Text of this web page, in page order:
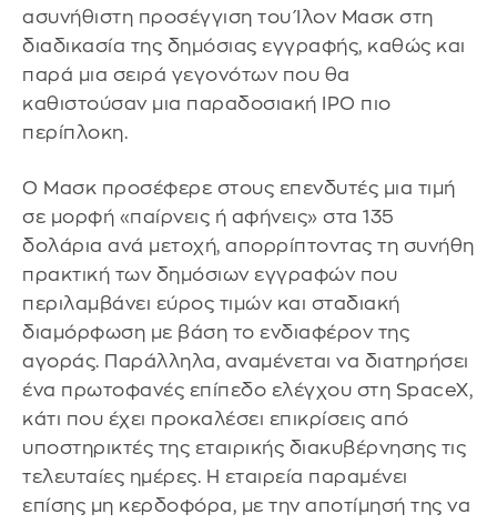
ασυνήθιστη προσέγγιση του Ίλον Μασκ στη
διαδικασία της δημόσιας εγγραφής, καθώς και
παρά μια σειρά γεγονότων που θα
καθιστούσαν μια παραδοσιακή IPO πιο
περίπλοκη.
Ο Μασκ προσέφερε στους επενδυτές μια τιμή
σε μορφή «παίρνεις ή αφήνεις» στα 135
δολάρια ανά μετοχή, απορρίπτοντας τη συνήθη
πρακτική των δημόσιων εγγραφών που
περιλαμβάνει εύρος τιμών και σταδιακή
διαμόρφωση με βάση το ενδιαφέρον της
αγοράς. Παράλληλα, αναμένεται να διατηρήσει
ένα πρωτοφανές επίπεδο ελέγχου στη SpaceX,
κάτι που έχει προκαλέσει επικρίσεις από
υποστηρικτές της εταιρικής διακυβέρνησης τις
τελευταίες ημέρες. Η εταιρεία παραμένει
επίσης μη κερδοφόρα, με την αποτίμησή της να